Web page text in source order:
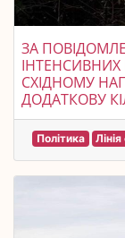
ЗА
СХІДНОМУ
ДОДАТКОВУ
Політика